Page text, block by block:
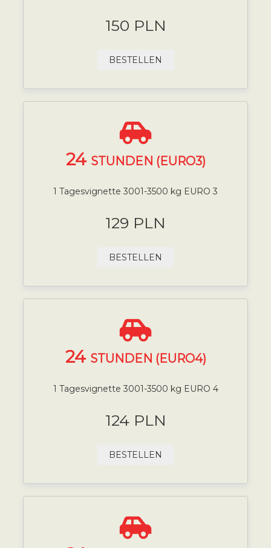
150 PLN
BESTELLEN
24 STUNDEN (EURO3)
1 Tagesvignette 3001-3500 kg EURO 3
129 PLN
BESTELLEN
24 STUNDEN (EURO4)
1 Tagesvignette 3001-3500 kg EURO 4
124 PLN
BESTELLEN